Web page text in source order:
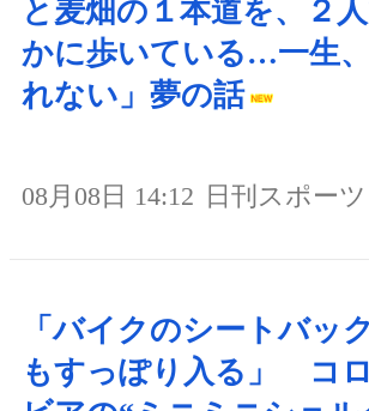
と麦畑の１本道を、２
かに歩いている…一生
れない」夢の話
08月08日 14:12 日刊スポーツ
「バイクのシートバッ
もすっぽり入る」 コ